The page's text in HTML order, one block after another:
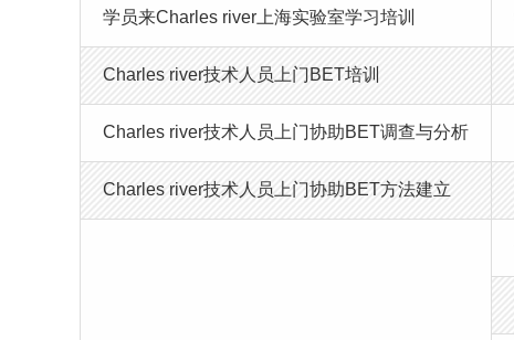
学员来Charles river上海实验室学习培训
Charles river技术人员上门BET培训
Charles river技术人员上门协助BET调查与分析
Charles river技术人员上门协助BET方法建立